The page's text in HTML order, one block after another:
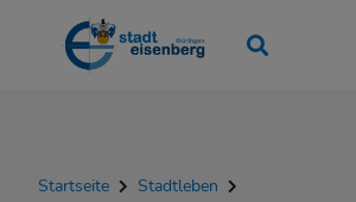
Startseite
Stadtleben